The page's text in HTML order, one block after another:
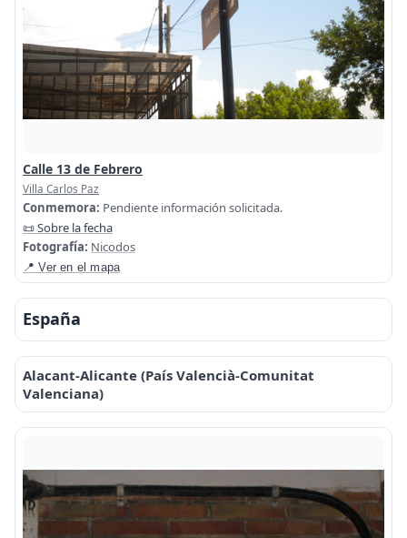
Calle 13 de Febrero
Villa Carlos Paz
Conmemora: Pendiente información solicitada.
📜 Sobre la fecha
Fotografía: Nicodos
📍 Ver en el mapa
España
Alacant-Alicante (País Valencià-Comunitat
Valenciana)